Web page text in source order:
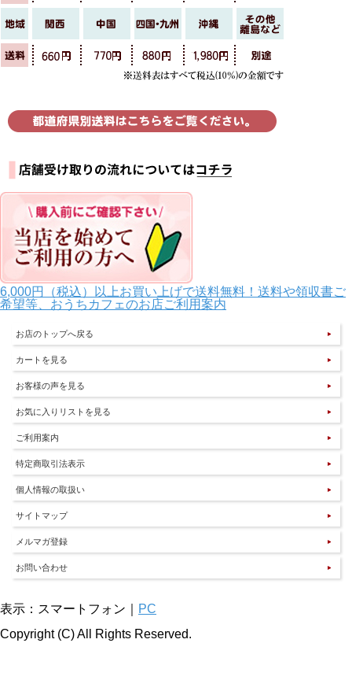
6,000円（税込）以上お買い上げで送料無料！送料や領収書ご
希望等、おうちカフェのお店ご利用案内
お店のトップへ戻る
カートを見る
お客様の声を見る
お気に入りリストを見る
ご利用案内
特定商取引法表示
個人情報の取扱い
サイトマップ
メルマガ登録
お問い合わせ
表示：スマートフォン｜
PC
Copyright (C) All Rights Reserved.